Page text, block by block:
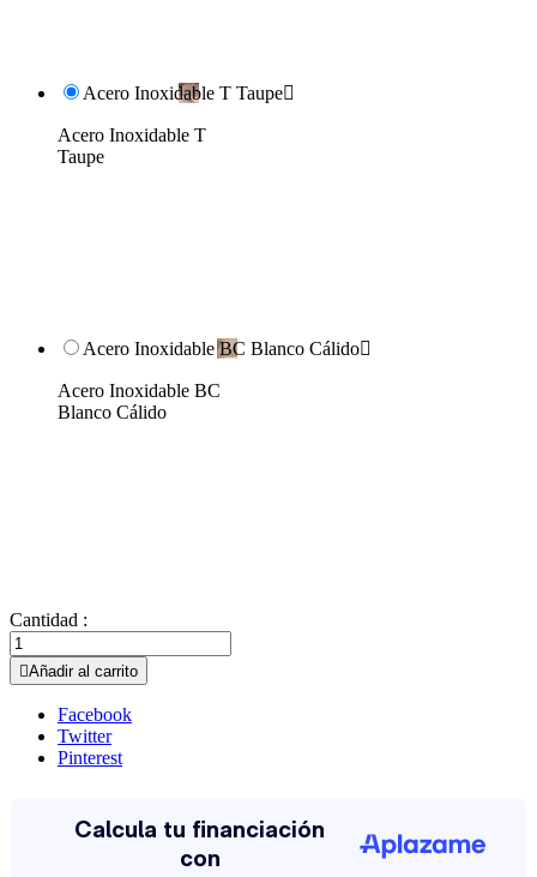
Acero Inoxidable T Taupe
Acero Inoxidable T
Taupe
Acero Inoxidable BC Blanco Cálido
Acero Inoxidable BC
Blanco Cálido
Cantidad :
Añadir al carrito
Facebook
Twitter
Pinterest